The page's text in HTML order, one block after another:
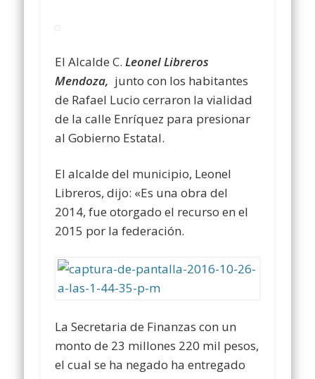
El AlcaldeC.LeonelLibreros
Mendoza, junto con los habitantes
de Rafael Lucio cerraron la vialidad
de la calle Enríquez para presionar
al Gobierno Estatal.
El alcalde del municipio, Leonel
Libreros, dijo: «Es una obra del
2014, fue otorgado el recurso en el
2015 por la federación.
La Secretaria de Finanzas con un
monto de 23 millones 220 mil pesos,
el cual se ha negado ha entregado